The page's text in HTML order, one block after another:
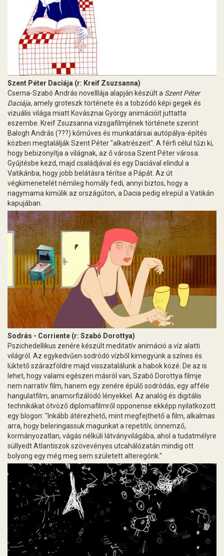
Szent Péter Daciája (r: Kreif Zsuzsanna)
Cserna-Szabó András novelllája alapján készült a Szent Péter
Daciája, amely groteszk története és a tobzódó képi gegek és
vizuális világa miatt Kovásznai György animációit juttatta
eszembe. Kreif Zsuzsanna vizsgafilmjének története szerint
Balogh András (???) kőműves és munkatársai autópálya-építés
közben megtalálják Szent Péter "alkatrészeit". A férfi célul tűzi ki,
hogy bebizonyítja a világnak, az ő városa Szent Péter városa.
Gyűjtésbe kezd, majd családjával és egy Daciával elindul a
Vatikánba, hogy jobb belátásra térítse a Pápát. Az út
végkimenetelét némileg homály fedi, annyi biztos, hogy a
nagymama kimúlik az országúton, a Dacia pedig elrepül a Vatikán
kapujában.
Sodrás - Corriente (r: Szabó Dorottya)
Pszichedellikus zenére készült meditatív animáció a víz alatti
világról. Az egykedvűen sodródó vízből kimegyünk a színes és
lüktető szárazföldre majd visszatalálunk a habok közé. De az is
lehet, hogy valami egészen másról van, Szabó Dorottya filmje
nem narratív film, hanem egy zenére épülő sodródás, egy afféle
hangulatfilm, anamorfizálódó lényekkel. Az analóg és digitális
technikákat ötvöző diplomafilmről opponense ekképp nyilatkozott
egy blogon: "Inkább átérezhető, mint megfejthető a film, alkalmas
arra, hogy beleringassuk magunkat a repetitív, önnemző,
kormányozatlan, vágás nélküli látványvilágába, ahol a tudatmélyre
süllyedt Atlantiszok szövevényes utcahálózatán mindig ott
bolyong egy még meg sem született alteregónk."